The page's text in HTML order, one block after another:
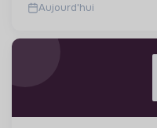
Aujourd'hui